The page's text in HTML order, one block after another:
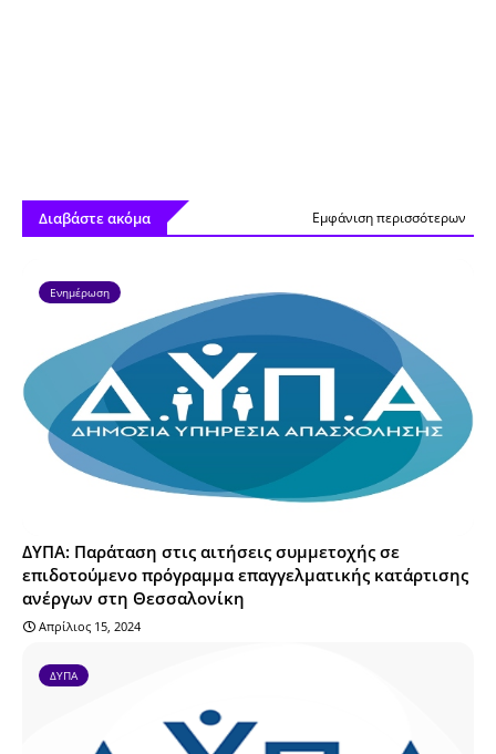
Διαβάστε ακόμα Εμφάνιση περισσότερων
Ενημέρωση
ΔΥΠΑ: Παράταση στις αιτήσεις συμμετοχής σε
επιδοτούμενο πρόγραμμα επαγγελματικής κατάρτισης
ανέργων στη Θεσσαλονίκη
Απρίλιος 15, 2024
ΔΥΠΑ